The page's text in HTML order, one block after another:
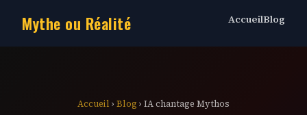
Mythe ou Réalité AccueilBlog
Accueil › Blog › IA chantage Mythos